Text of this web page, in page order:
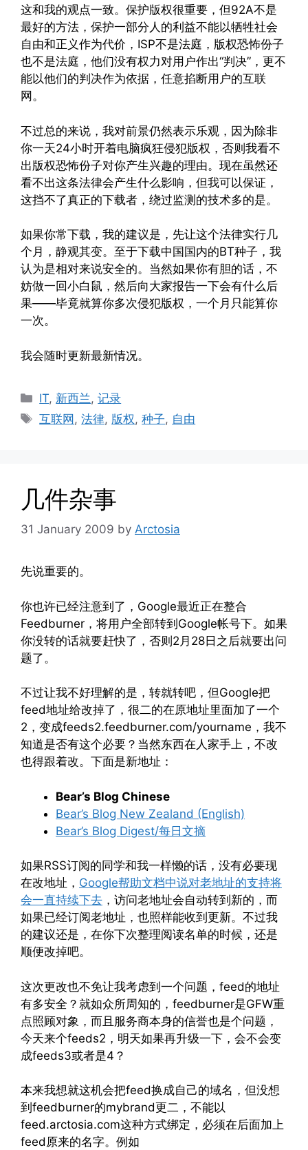
这和我的观点一致。保护版权很重要，但92A不是
最好的方法，保护一部分人的利益不能以牺牲社会
自由和正义作为代价，ISP不是法庭，版权恐怖份子
也不是法庭，他们没有权力对用户作出“判决”，更不
能以他们的判决作为依据，任意掐断用户的互联
网。
不过总的来说，我对前景仍然表示乐观，因为除非
你一天24小时开着电脑疯狂侵犯版权，否则我看不
出版权恐怖份子对你产生兴趣的理由。现在虽然还
看不出这条法律会产生什么影响，但我可以保证，
这挡不了真正的下载者，绕过监测的技术多的是。
如果你常下载，我的建议是，先让这个法律实行几
个月，静观其变。至于下载中国国内的BT种子，我
认为是相对来说安全的。当然如果你有胆的话，不
妨做一回小白鼠，然后向大家报告一下会有什么后
果——毕竟就算你多次侵犯版权，一个月只能算你
一次。
我会随时更新最新情况。
Categories
IT, 新西兰,记录
Tags
互联网,法律, 版权 ,种子, 自由
几件杂事
31 January 2009 by Arctosia
先说重要的。
你也许已经注意到了，Google最近正在整合
Feedburner，将用户全部转到Google帐号下。如果
你没转的话就要赶快了，否则2月28日之后就要出问
题了。
不过让我不好理解的是，转就转吧，但Google把
feed地址给改掉了，很二的在原地址里面加了一个
2，变成feeds2.feedburner.com/yourname，我不
知道是否有这个必要？当然东西在人家手上，不改
也得跟着改。下面是新地址：
Bear’s Blog Chinese
Bear’s Blog New Zealand (English)
Bear’s Blog Digest/每日文摘
如果RSS订阅的同学和我一样懒的话，没有必要现
在改地址， Google帮助文档中说对老地址的支持将
会一直持续下去 ，访问老地址会自动转到新的，而
如果已经订阅老地址，也照样能收到更新。不过我
的建议还是，在你下次整理阅读名单的时候，还是
顺便改掉吧。
这次更改也不免让我考虑到一个问题，feed的地址
有多安全？就如众所周知的，feedburner是GFW重
点照顾对象，而且服务商本身的信誉也是个问题，
今天来个feeds2，明天如果再升级一下，会不会变
成feeds3或者是4？
本来我想就这机会把feed换成自己的域名，但没想
到feedburner的mybrand更二，不能以
feed.arctosia.com这种方式绑定，必须在后面加上
feed原来的名字。例如